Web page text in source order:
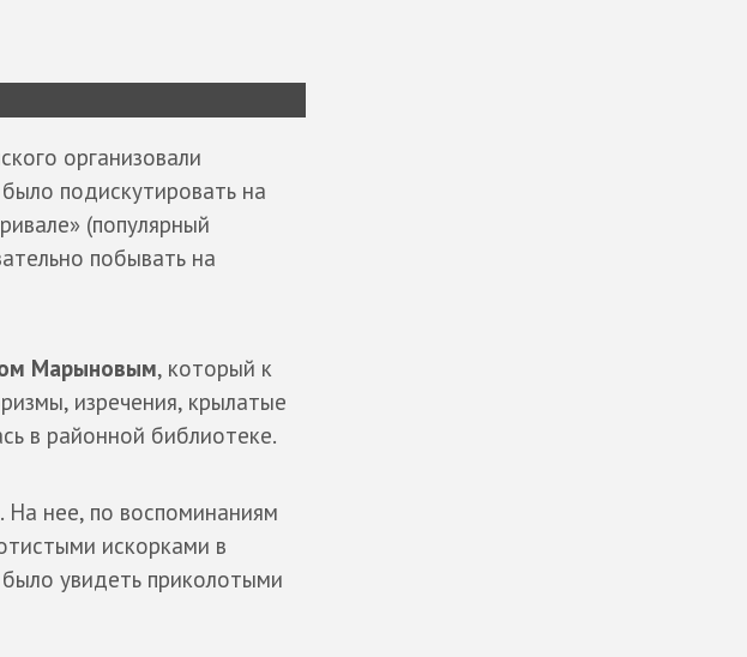
организовали
подискутировать на
(популярный
побывать на
Марыновым, который к
изречения, крылатые
в районной библиотеке.
На нее, по воспоминаниям
искорками в
увидеть приколотыми